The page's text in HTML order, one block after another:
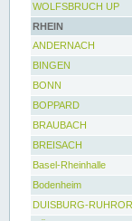
WOLFSBRUCH UP
RHEIN
ANDERNACH
BINGEN
BONN
BOPPARD
BRAUBACH
BREISACH
Basel-Rheinhalle
Bodenheim
DUISBURG-